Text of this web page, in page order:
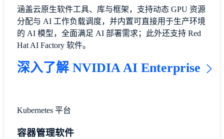
涵盖云原生软件工具、库与框架，支持动态 GPU 资源
分配与 AI 工作负载调度，并内置可直接用于生产环境
的 AI 模型，全面满足 AI 部署需求；此外还支持 Red
Hat AI Factory 软件。
深入了解 NVIDIA AI Enterprise
Kubernetes 平台
容器管理软件